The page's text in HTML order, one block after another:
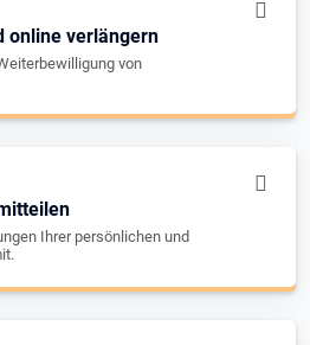
online verlängern
von
Ihrer persönlichen und